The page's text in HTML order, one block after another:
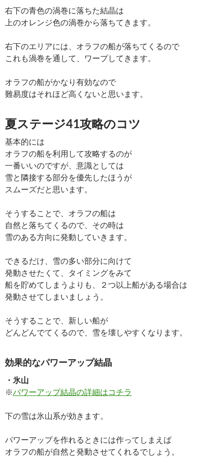
右下の青色の渦巻に落ちた結晶は
上のオレンジ色の渦巻から落ちてきます。
右下のエリアには、オラフの船が落ちてくるので
これも渦巻を通して、ワープしてきます。
オラフの船がかなり有効なので
難易度はそれほど高くないと思います。
夏ステージ41攻略のコツ
基本的には
オラフの船を利用して攻略するのが
一番いいのですが、意識としては
雪と隣接する部分を優先したほうが
スムーズだと思います。
そうすることで、オラフの船は
自然と落ちてくるので、その時は
雪のある方向に発動していきます。
できるだけ、雪の多い部分に向けて
発動させたくて、タイミングをみて
船を貯めてしまうよりも、２つ以上船がある場合は
発動させてしまいましょう。
そうすることで、新しい船が
どんどんでてくるので、雪を壊しやすくなります。
効果的なパワーアップ結晶
・氷山
※パワーアップ結晶の詳細はコチラ
下の雪は氷山系が効きます。
パワーアップを作れるときには作ってしまえば
オラフの船が自然と発動させてくれるでしょう。